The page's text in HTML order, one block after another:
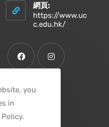
網頁:
https://www.uc
c.edu.hk/
you
in